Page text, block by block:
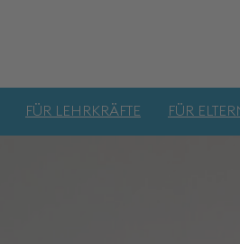
FÜR LEHRKRÄFTE FÜR